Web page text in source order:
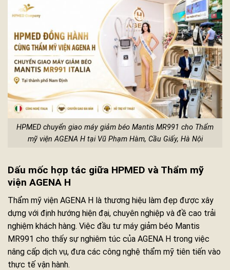
HPMED chuyển giao máy giảm béo Mantis MR991 cho Thẩm
mỹ viện AGENA H tại Vũ Phạm Hàm, Cầu Giấy, Hà Nội
Dấu mốc hợp tác giữa HPMED và Thẩm mỹ
viện AGENA H
Thẩm mỹ viện AGENA H là thương hiệu làm đẹp được xây
dựng với định hướng hiện đại, chuyên nghiệp và đề cao trải
nghiệm khách hàng. Việc đầu tư máy giảm béo Mantis
MR991 cho thấy sự nghiêm túc của AGENA H trong việc
nâng cấp dịch vụ, đưa các công nghệ thẩm mỹ tiên tiến vào
thực tế vận hành.